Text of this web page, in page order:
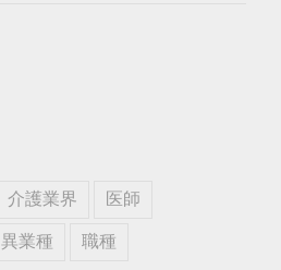
介護業界 医師
異業種 職種